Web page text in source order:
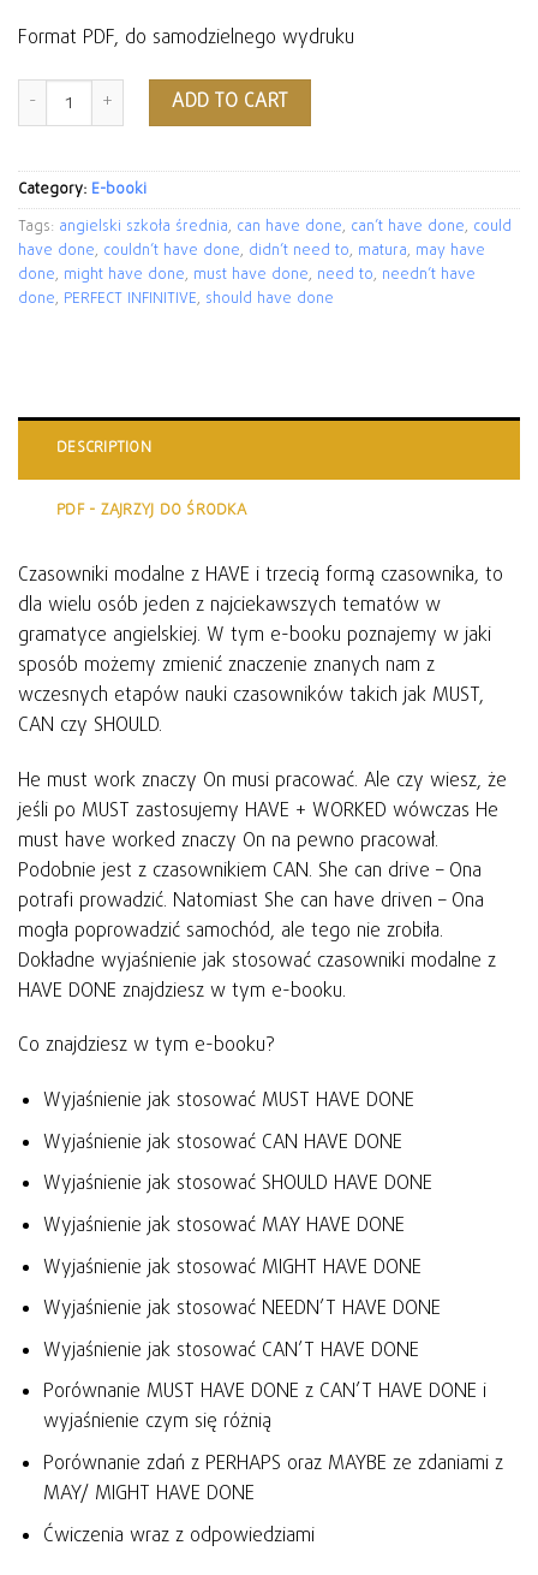
Format PDF, do samodzielnego wydruku
ADD TO CART
Category: E-booki
Tags: angielski szkoła średnia, can have done, can’t have done, could
have done, couldn’t have done, didn’t need to, matura, may have
done, might have done, must have done, need to, needn’t have
done, PERFECT INFINITIVE, should have done
DESCRIPTION
PDF - ZAJRZYJ DO ŚRODKA
Czasowniki modalne z HAVE i trzecią formą czasownika, to
dla wielu osób jeden z najciekawszych tematów w
gramatyce angielskiej. W tym e-booku poznajemy w jaki
sposób możemy zmienić znaczenie znanych nam z
wczesnych etapów nauki czasowników takich jak MUST,
CAN czy SHOULD.
He must work znaczy On musi pracować. Ale czy wiesz, że
jeśli po MUST zastosujemy HAVE + WORKED wówczas He
must have worked znaczy On na pewno pracował.
Podobnie jest z czasownikiem CAN. She can drive – Ona
potrafi prowadzić. Natomiast She can have driven – Ona
mogła poprowadzić samochód, ale tego nie zrobiła.
Dokładne wyjaśnienie jak stosować czasowniki modalne z
HAVE DONE znajdziesz w tym e-booku.
Co znajdziesz w tym e-booku?
Wyjaśnienie jak stosować MUST HAVE DONE
Wyjaśnienie jak stosować CAN HAVE DONE
Wyjaśnienie jak stosować SHOULD HAVE DONE
Wyjaśnienie jak stosować MAY HAVE DONE
Wyjaśnienie jak stosować MIGHT HAVE DONE
Wyjaśnienie jak stosować NEEDN’T HAVE DONE
Wyjaśnienie jak stosować CAN’T HAVE DONE
Porównanie MUST HAVE DONE z CAN’T HAVE DONE i
wyjaśnienie czym się różnią
Porównanie zdań z PERHAPS oraz MAYBE ze zdaniami z
MAY/ MIGHT HAVE DONE
Ćwiczenia wraz z odpowiedziami